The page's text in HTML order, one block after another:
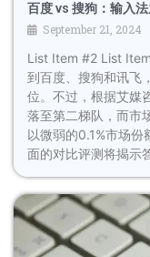
百度 vs 搜狗：输入
September 21, 2024
List Item #2 List
到百度、搜狗和讯飞
位。不过，根据艾媒
落至第二梯队，而市
以微弱的0.1%市场
面的对比评测将揭示